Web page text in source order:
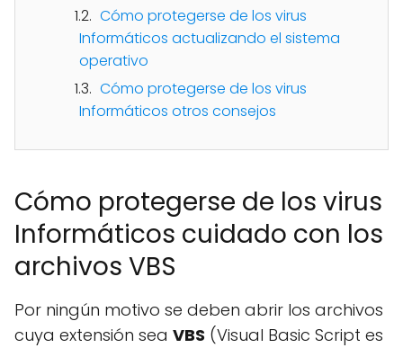
Cómo protegerse de los virus
Informáticos actualizando el sistema
operativo
Cómo protegerse de los virus
Informáticos otros consejos
Cómo protegerse de los virus
Informáticos cuidado con los
archivos VBS
Por ningún motivo se deben abrir los archivos
cuya extensión sea VBS (Visual Basic Script es